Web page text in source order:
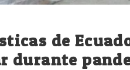
de
durante